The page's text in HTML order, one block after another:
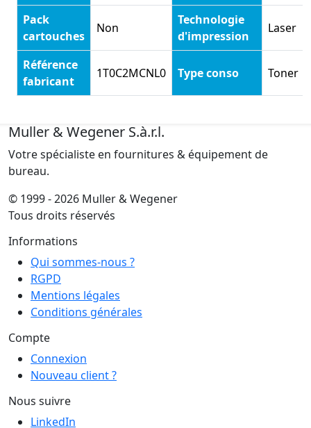
Pack
cartouches
Non
Technologie
d'impression
Laser
Référence
fabricant
1T0C2MCNL0 Type conso Toner
Muller & Wegener S.à.r.l.
Votre spécialiste en fournitures & équipement de
bureau.
© 1999 - 2026 Muller & Wegener
Tous droits réservés
Informations
Qui sommes-nous ?
RGPD
Mentions légales
Conditions générales
Compte
Connexion
Nouveau client ?
Nous suivre
LinkedIn